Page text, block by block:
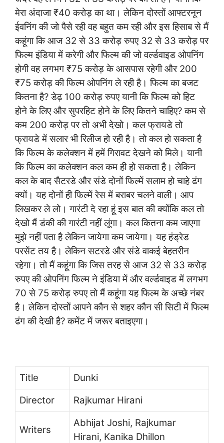
मेरा अंदाजा ₹40 करोड़ का था। लेकिन दोस्तों आफ्टरनून
ईवनिंग की जो पैसे रही वह बहुत कम रही और इस हिसाब से मैं
कहूंगा कि आज 32 से 33 करोड़ रुपए 32 से 33 करोड़ पर
फिल्म इंडिया में करेगी और फिल्म की जो वर्ल्डवाइड ओपनिंग
होगी वह लगभग ₹75 करोड़ के आसपास रहेगी और 200
₹75 करोड़ की फिल्म ओपनिंग ले रही है। फिल्म का बजट
कितना है?डेढ़ 100 करोड़ रुपए यानी कि फिल्म को हिट
होने के लिए और सुपरहिट होने के लिए कितने चाहिए? कम से
कम 200 करोड़ पर तो अभी देखो। कल फ्रायडे तो
फ्रायडे में सलार भी रिलीज हो रही है। तो कल हो सकता है
कि फिल्म के कलेक्शन में हमें गिरावट देखने को मिले। यानी
कि फिल्म का कलेक्शन कल कम ही हो सकता है। लेकिन
कल के बाद सैटरडे और संडे दोनों फिल्में सलाम हो चाहे ढंग
क्यों। यह दोनों ही फिल्में रेस में बराबर चलने वाली। आप
लिखकर ले लो। गारंटी दे रहा हूं इस बात की क्योंकि कल तो
देखो मैं डंकी की गारंटी नहीं लूंगा। कल कितना कम जाएगा
मुझे नहीं पता है लेकिन जायेगा कम जायेगा। यह हंड्रेड
परसेंट तय है। लेकिन सटरडे और संडे वाकई बेहतरीन
रहेगा। तो मैं कहूंगा कि जिस तरह से आज 32 से 33 करोड़
रुपए की ओपनिंग फिल्म ने इंडिया में और वर्ल्डवाइड में लगभग
70 से 75 करोड़ रुपए तो मैं कहूंगा यह फिल्म के अच्छे नंबर
है। लेकिन दोस्तों आपने कौन से शहर कौन सी सिटी में फिल्म
ढंग की देखी है? कमेंट में जरूर बताइएगा।
Title
Dunki
Director
Rajkumar Hirani
Writers
Abhijat Joshi, Rajkumar
Hirani, Kanika Dhillon